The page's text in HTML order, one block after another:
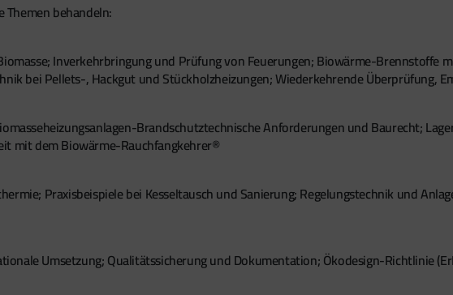
behandeln:
Inverkehrbringung und Prüfung von Feuerungen; Biowärme-Brennstoffe
bei Pellets-, Hackgut und Stückholzheizungen; Wiederkehrende Überprüfung,
Brandschutztechnische Anforderungen und Baurecht;
mit dem Biowärme-Rauchfangkehrer®
Praxisbeispiele bei Kesseltausch und Sanierung; Regelungstechnik und
Umsetzung; Qualitätssicherung und Dokumentation; Ökodesign-Richtlinie